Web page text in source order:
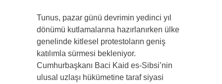
Tunus, pazar günü devrimin yedinci yıl
dönümü kutlamalarına hazırlanırken ülke
genelinde kitlesel protestoların geniş
katılımla sürmesi bekleniyor.
Cumhurbaşkanı Baci Kaid es-Sibsi’nin
ulusal uzlaşı hükümetine taraf siyasi